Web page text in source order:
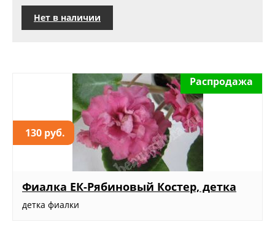
Нет в наличии
130 руб.
Распродажа
Фиалка ЕК-Рябиновый Костер, детка
детка фиалки